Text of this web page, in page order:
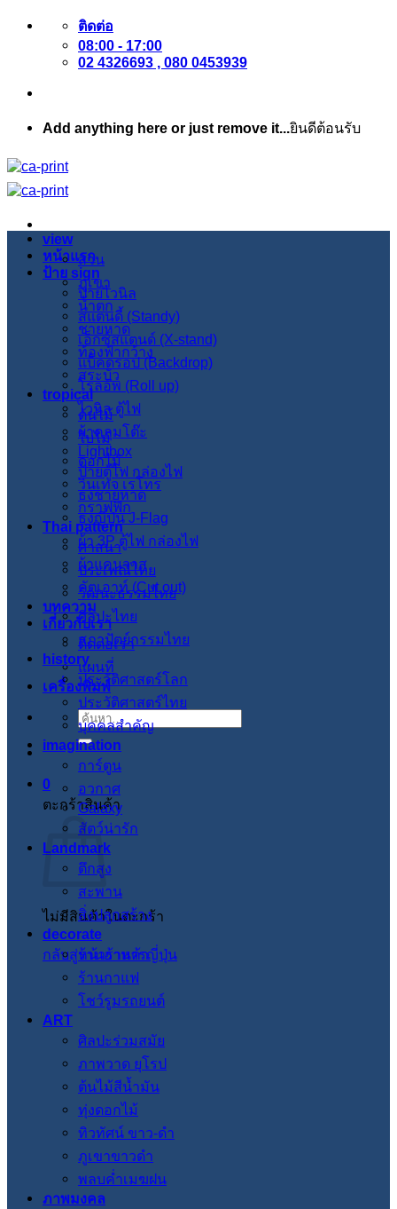
ข้าม
เนื้อหา
ติดต่อ
08:00 - 17:00
02 4326693 , 080 0453939
Add anything here or just remove it...ยินดีต้อนรับ
หน้าแรก
ป้าย sign
ป้ายไวนิล
สแตนดี้ (Standy)
เอ็กซ์สแตนด์ (X-stand)
แบ็คดรอป (Backdrop)
โรลอัพ (Roll up)
ไวนิล ตู้ไฟ
ผ้าคลุมโต๊ะ
Lightbox
ป้ายตู้ไฟ กล่องไฟ
ธงชายหาด
ธงญี่ปุ่น J-Flag
ผ้า 3P ตู้ไฟ กล่องไฟ
ผ้าแคนวาส
คัตเอาท์ (Cut out)
บทความ
เกี่ยวกับเรา
ติดต่อเรา
แผนที่
เครื่องพิมพ์
ค้นหา:
0
ตะกร้าสินค้า
ไม่มีสินค้าในตะกร้า
กลับสู่หน้าร้านค้า
view
สวน
ภูเขา
น้ำตก
ชายหาด
ท้องฟ้ากว้าง
สระบัว
tropical
ต้นไม้
ใบไม้
ดอกไม้
วินเทจ เรโทร
กราฟฟิก
Thai pattern
ศาสนา
ประเพณีไทย
วัฒนะธรรมไทย
ศิลปะไทย
สภาปัตย์กรรมไทย
history
ประวัติศาสตร์โลก
ประวัติศาสตร์ไทย
บุคคลสำคัญ
imagination
การ์ตูน
อวกาศ
Galaxy
สัตว์น่ารัก
Landmark
ตึกสูง
สะพาน
สิ่งปลูกสร้าง
decorate
ร้านอาหารญี่ปุ่น
ร้านกาแฟ
โชว์รูมรถยนต์
ART
ศิลปะร่วมสมัย
ภาพวาด ยุโรป
ต้นไม้สีน้ำมัน
ทุ่งดอกไม้
ทิวทัศน์ ขาว-ดำ
ภูเขาขาวดำ
พลบค่ำเมฆฝน
ภาพมงคล